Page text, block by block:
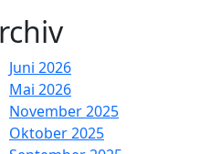
Juni 2026
Mai 2026
November 2025
Oktober 2025